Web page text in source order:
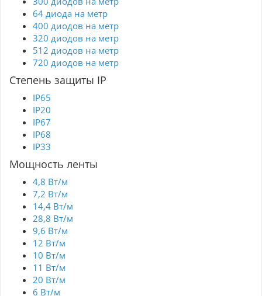
64 диода на метр
400 диодов на метр
320 диодов на метр
512 диодов на метр
720 диодов на метр
Степень защиты IP
IP65
IP20
IP67
IP68
IP33
Мощность ленты
4,8 Вт/м
7,2 Вт/м
14,4 Вт/м
28,8 Вт/м
9,6 Вт/м
12 Вт/м
10 Вт/м
11 Вт/м
20 Вт/м
6 Вт/м